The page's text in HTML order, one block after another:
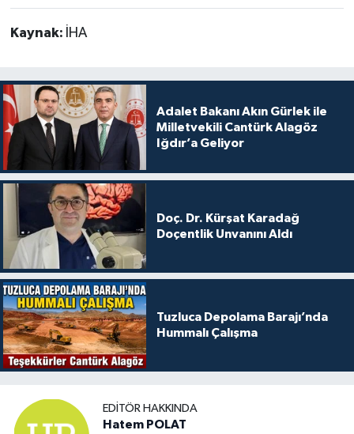
Kaynak: İHA
Adalet Bakanı Akın Gürlek ile
Milletvekili Cantürk Alagöz
Iğdır’a Geliyor
Doç. Dr. Kürşat Karadağ
Doçentlik Unvanını Aldı
Tuzluca Depolama Barajı’nda
Hummalı Çalışma
EDITÖR HAKKINDA
Hatem POLAT